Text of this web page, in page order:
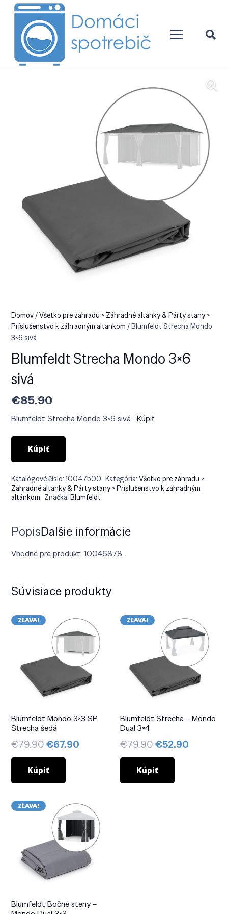
Domov/Všetko pre záhradu > Záhradné altánky & Párty stany >
Príslušenstvo k záhradným altánkom / Blumfeldt Strecha Mondo
3×6 sivá
Blumfeldt Strecha Mondo 3×6
sivá
€85.90
Blumfeldt Strecha Mondo 3×6 sivá –Kúpiť
Kúpiť
Katalógové číslo:10047500 Kategória:Všetko pre záhradu >
Záhradné altánky & Párty stany > Príslušenstvo k záhradným
altánkom Značka:Blumfeldt
PopisĎalšie informácie
Vhodné pre produkt: 10046878.
Súvisiace produkty
ZĽAVA!
Blumfeldt Mondo 3×3 SP
Strecha šedá
€79.90Pôvodná
cena
bola:
€79.90.
€67.90 Aktuálna
Kúpiť
ZĽAVA!
Blumfeldt Strecha – Mondo
Dual 3×4
€79.90Pôvodná
cena
bola:
€79.90.
€52.90
Kúpiť
ZĽAVA!
Blumfeldt Bočné steny –